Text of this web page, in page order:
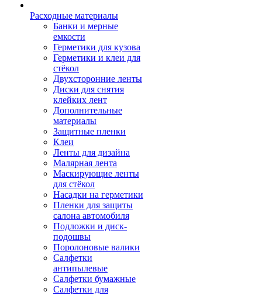
Расходные материалы
Банки и мерные
емкости
Герметики для кузова
Герметики и клеи для
стёкол
Двухсторонние ленты
Диски для снятия
клейких лент
Дополнительные
материалы
Защитные пленки
Клеи
Ленты для дизайна
Малярная лента
Маскирующие ленты
для стёкол
Насадки на герметики
Пленки для защиты
салона автомобиля
Подложки и диск-
подошвы
Поролоновые валики
Салфетки
антипылевые
Салфетки бумажные
Салфетки для